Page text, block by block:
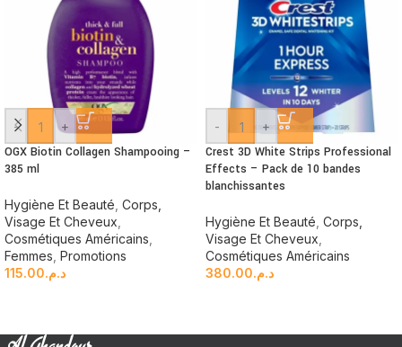
- +
OGX Biotin Collagen Shampooing –
385 ml
Hygiène Et Beauté Corps,
Visage Et Cheveux
Cosmétiques Américains
Femmes Promotions
د.م.115.00
- +
Crest 3D White Strips Professional
Effects – Pack de 10 bandes
blanchissantes
Hygiène Et Beauté Corps,
Visage Et Cheveux
Cosmétiques Américains
د.م.380.00